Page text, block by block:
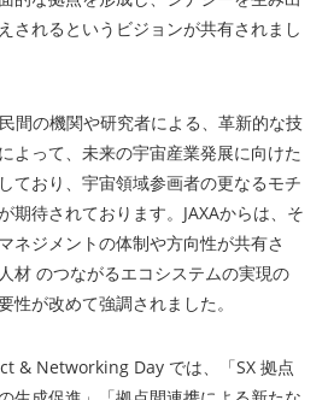
されるというビジョンが共有されまし
間の機関や研究者による、革新的な技
よって、未来の宇宙産業発展に向けた
ており、宇宙領域参画者の更なるモチ
期待されております。JAXAからは、そ
ネジメントの体制や方向性が共有さ
材 のつながるエコシステムの実現の
性が改めて強調されました。
& Networking Day では、「SX 拠点